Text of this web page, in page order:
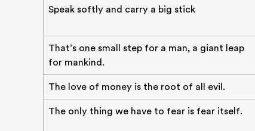
Speak softly and carry a big stick
That’s one small step for a man, a giant leap
for mankind.
The love of money is the root of all evil.
The only thing we have to fear is fear itself.